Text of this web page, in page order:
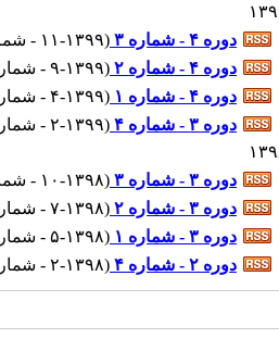
دوره ۴ - شماره ۳
(۱۱-۱۳۹۹ - شماره پیاپی : ۱۳
دوره ۴ - شماره ۲
(۹-۱۳۹۹ - شماره پیاپی : ۱۲
دوره ۴ - شماره ۱
(۴-۱۳۹۹ - شماره پیاپی : ۱۱
دوره ۳ - شماره ۴
(۲-۱۳۹۹ - شماره پیاپی : ۱۰
دوره ۳ - شماره ۳
(۱۰-۱۳۹۸ - شماره پیاپی : ۹
دوره ۳ - شماره ۲
(۷-۱۳۹۸ - شماره پیاپی : ۸
دوره ۳ - شماره ۱
(۵-۱۳۹۸ - شماره پیاپی : ۷
دوره ۲ - شماره ۴
(۲-۱۳۹۸ - شماره پیاپی : ۶